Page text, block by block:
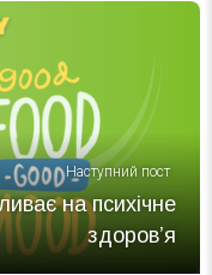
Наступний пост
на психічне
здоров’я